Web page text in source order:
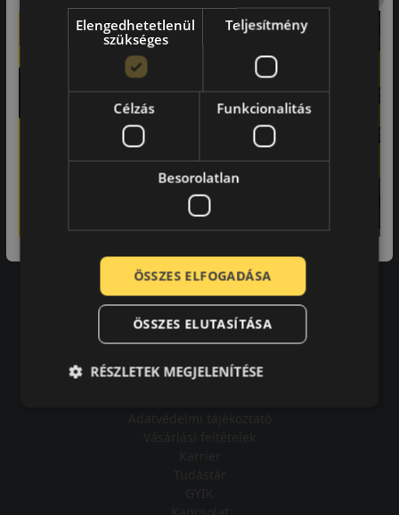
97.76%
a vásárlók közül ajánlaná ismerősének ezt a boltot.
-
A bolt vásárlója
Minden tökéletesen működik.
Elengedhetetlenül
szükséges
Teljesítmény
Célzás Funkcionalitás
Besorolatlan
ÖSSZES ELFOGADÁSA
ÖSSZES ELUTASÍTÁSA
RÉSZLETEK MEGJELENÍTÉSE